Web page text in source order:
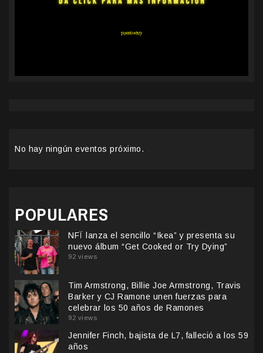
No hay ningún eventos próximo.
POPULARES
NFÏ lanza el sencillo “Ikea” y presenta su
nuevo álbum “Get Cooked or Try Dying”
92 views
Tim Armstrong, Billie Joe Armstrong, Travis
Barker y CJ Ramone unen fuerzas para
celebrar los 50 años de Ramones
92 views
Jennifer Finch, bajista de L7, falleció a los 59
años